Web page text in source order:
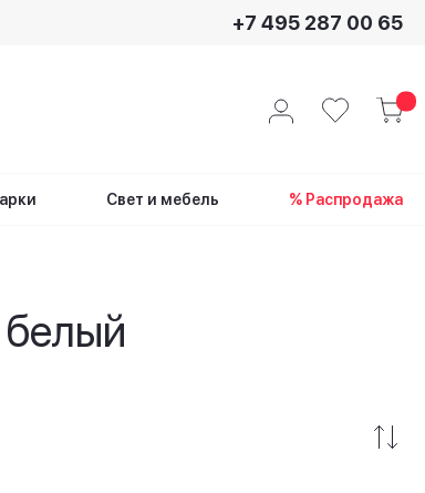
+7 495 287 00 65
Свет и мебель % Распродажа